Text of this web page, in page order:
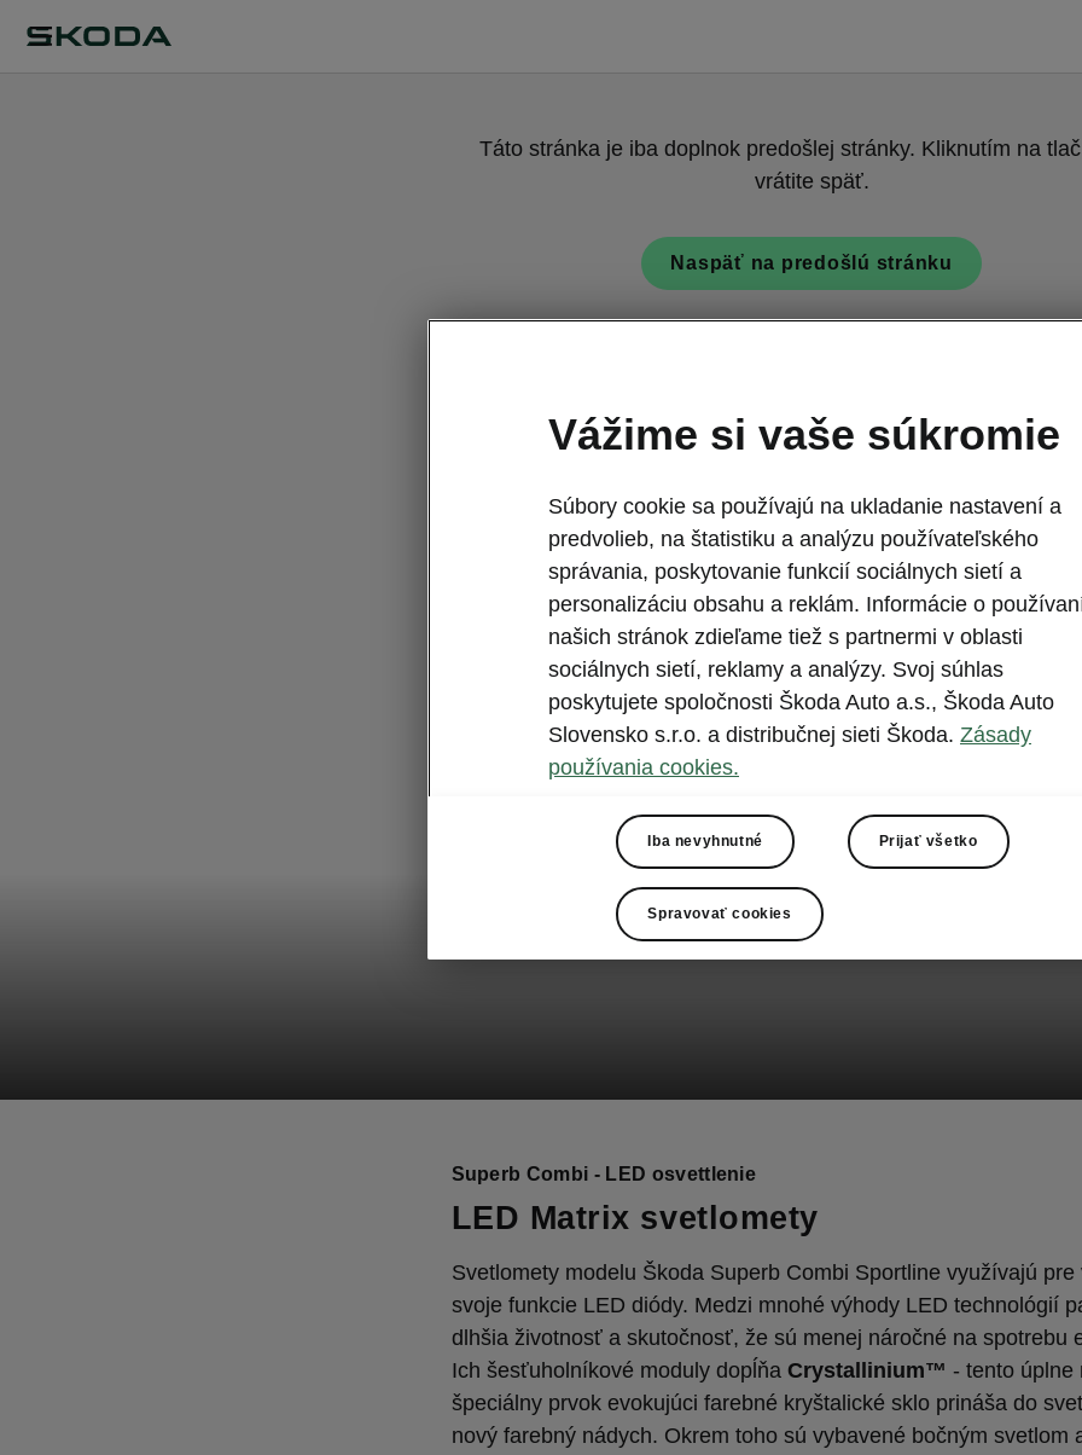
Táto stránka je iba doplnok predošlej stránky. Kliknutím na
vrátite späť.
Naspäť na predošlú stránku
Superb Combi - LED osvettlenie
LED Matrix svetlomety
Svetlomety modelu Škoda Superb Combi Sportline využívajú pre
svoje funkcie LED diódy. Medzi mnohé výhody LED technológií
dlhšia životnosť a skutočnosť, že sú menej náročné na spotrebu
Ich šesťuholníkové moduly dopĺňa Crystallinium™ - tento úplne
špeciálny prvok evokujúci farebné kryštalické sklo prináša do
nový farebný nádych. Okrem toho sú vybavené bočným svetlom
Vážime si vaše súkromie
Súbory cookie sa používajú na ukladanie nastavení a
predvolieb, na štatistiku a analýzu používateľského
správania, poskytovanie funkcií sociálnych sietí a
personalizáciu obsahu a reklám. Informácie o
našich stránok zdieľame tiež s partnermi v oblasti
sociálnych sietí, reklamy a analýzy. Svoj súhlas
poskytujete spoločnosti Škoda Auto a.s., Škoda Auto
Slovensko s.r.o. a distribučnej sieti Škoda. Zásady
používania cookies.
Iba nevyhnutné Prijať všetko
Spravovať cookies